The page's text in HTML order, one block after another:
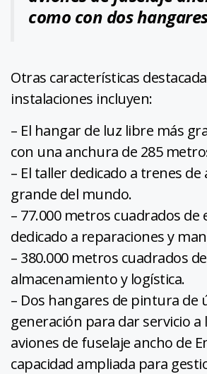
como con dos
Otras características
instalaciones incluyen:
– El hangar de luz libre más
con una anchura de 285
– El taller dedicado a trenes
grande del mundo.
– 77.000 metros cuadrados de
dedicado a reparaciones y
– 380.000 metros cuadrados
almacenamiento y logística.
– Dos hangares de pintura de
generación para dar servicio a
aviones de fuselaje ancho de
capacidad ampliada para